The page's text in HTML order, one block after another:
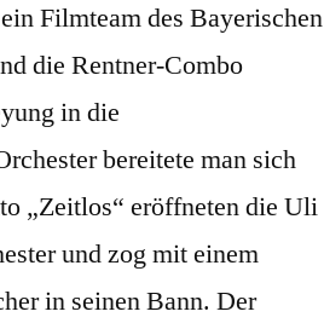
Filmteam des Bayerischen
die Rentner-Combo
in die
bereitete man sich
„Zeitlos“ eröffneten die Uli
und zog mit einem
in seinen Bann. Der